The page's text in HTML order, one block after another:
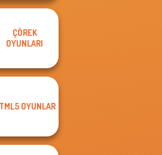
ÇÖREK
OYUNLARI
OYUNLAR